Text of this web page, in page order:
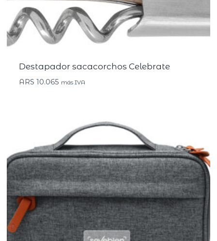
Destapador sacacorchos Celebrate
ARS 10.065 más IVA